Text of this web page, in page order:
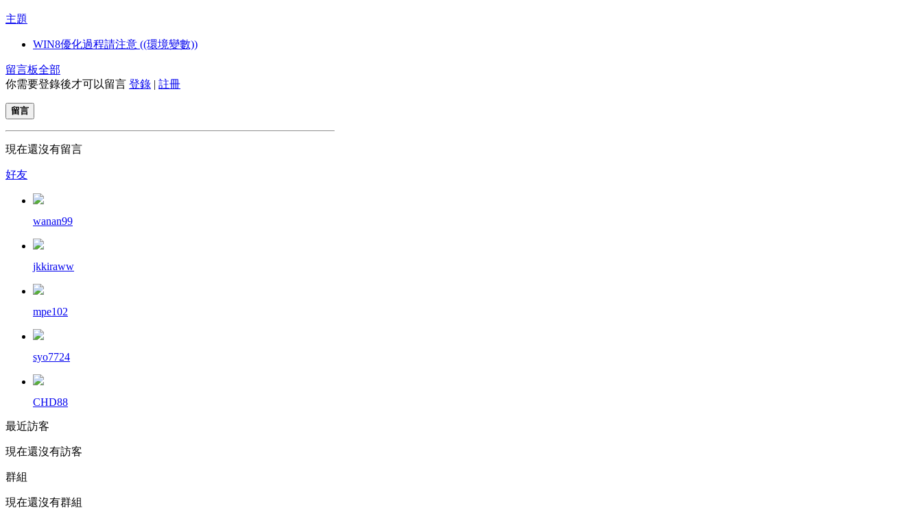
主題
WIN8優化過程請注意 ((環境變數))
留言板全部
你需要登錄後才可以留言 登錄 | 註冊
留言
現在還沒有留言
好友
wanan99
jkkiraww
mpe102
syo7724
CHD88
最近訪客
現在還沒有訪客
群組
現在還沒有群組